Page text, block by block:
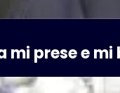
prese e